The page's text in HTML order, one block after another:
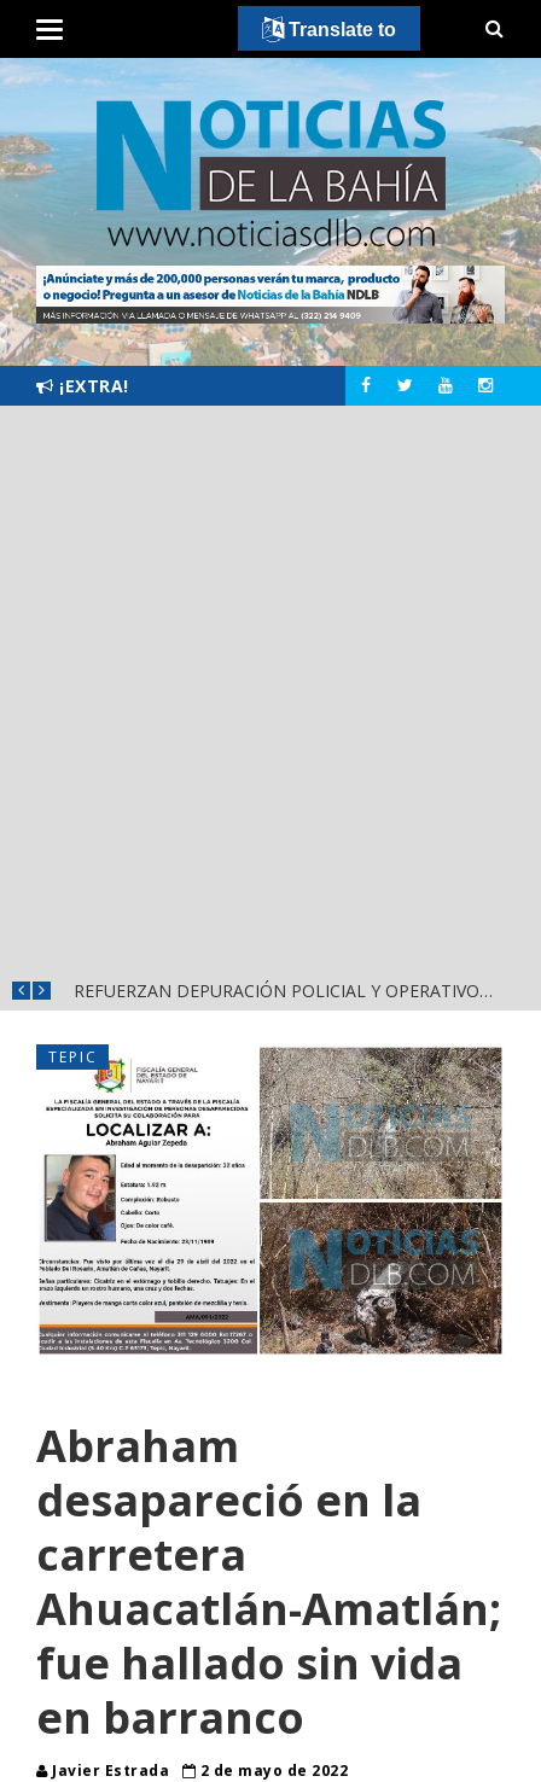
¡EXTRA!
REFUERZAN DEPURACIÓN POLICIAL Y OPERATIVOS EN FRONTERAS DE NAYARIT
TEPIC
Abraham
desapareció en la
carretera
Ahuacatlán-Amatlán;
fue hallado sin vida
en barranco
Javier Estrada
2 de mayo de 2022
Translate to